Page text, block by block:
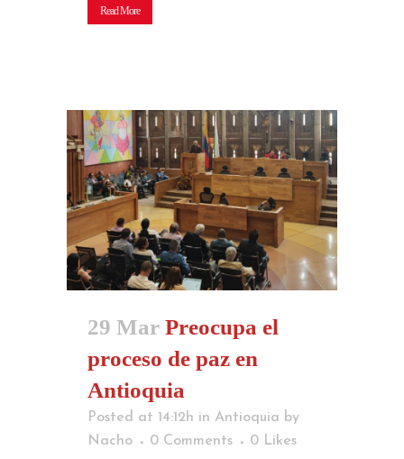
Read More
29 Mar Preocupa el
proceso de paz en
Antioquia
Posted at 14:12h in Antioquia by
Nacho
0 Comments 0 Likes